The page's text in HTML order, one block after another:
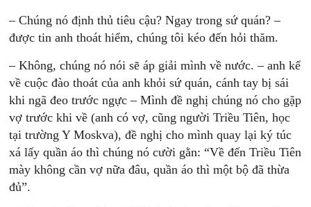
– Chúng nó định thủ tiêu cậu? Ngay trong sứ quán? –
được tin anh thoát hiểm, chúng tôi kéo đến hỏi thăm.
– Không, chúng nó nói sẽ áp giải mình về nước. – anh kể
về cuộc đào thoát của anh khỏi sứ quán, cánh tay bị sái
khi ngã đeo trước ngực – Mình đề nghị chúng nó cho gặp
vợ trước khi về (anh có vợ, cũng người Triều Tiên, học
tại trường Y Moskva), đề nghị cho mình quay lại ký túc
xá lấy quần áo thì chúng nó cười gằn: “Về đến Triều Tiên
mày không cần vợ nữa đâu, quần áo thì một bộ đã thừa
đủ”.